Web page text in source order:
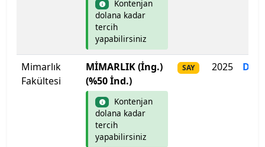
Şırnak Üniversitesi
Tarsus Üniversitesi
TED Üniversitesi
Tekirdağ Namık Kemal Üniversitesi
Tiran New York Üniversitesi
Kontenjan
dolana kadar
tercih
yapabilirsiniz
Mimarlık
Fakültesi
MİMARLIK (İng.)
(%50 İnd.)
Kontenjan
dolana kadar
tercih
yapabilirsiniz
SAY 2025